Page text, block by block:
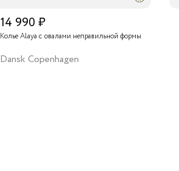
14 990 ₽
Колье Alaya с овалами неправильной формы
Dansk Copenhagen